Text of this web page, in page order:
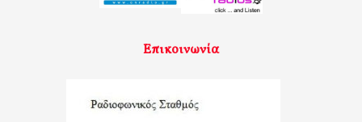
Επικοινωνία